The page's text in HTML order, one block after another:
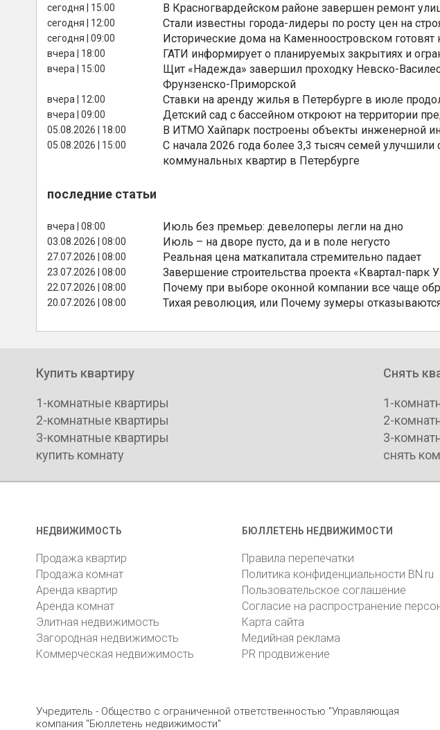
сегодня | 15:00 В Красногвардейском районе завершен ремонт
сегодня | 12:00 Стали известны города-лидеры по росту цен на
сегодня | 09:00 Исторические дома на Каменноостровском готовят
вчера | 18:00 ГАТИ информирует о планируемых закрытиях и
вчера | 15:00
Щит «Надежда» завершил проходку Невско-
Фрунзенско-Приморской
вчера | 12:00 Ставки на аренду жилья в Петербурге в июле
вчера | 09:00 Детский сад с бассейном откроют на территории
05.08.2026 | 18:00 В ИТМО Хайпарк построены объекты инженерной
05.08.2026 | 15:00
С начала 2026 года более 3,3 тысяч семей
коммунальных квартир в Петербурге
последние статьи
вчера | 08:00 Июль без премьер: девелоперы легли на дно
03.08.2026 | 08:00 Июль – на дворе пусто, да и в поле негусто
27.07.2026 | 08:00 Реальная цена маткапитала стремительно падает
23.07.2026 | 08:00 Завершение строительства проекта «Квартал-парк
22.07.2026 | 08:00 Почему при выборе оконной компании все чаще
20.07.2026 | 08:00 Тихая революция, или Почему зумеры
Купить квартиру
1-комнатные квартиры
2-комнатные квартиры
3-комнатные квартиры
купить комнату
Снять
1-
2-
3-
снять
НЕДВИЖИМОСТЬ
Продажа квартир
Продажа комнат
Аренда квартир
Аренда комнат
Элитная недвижимость
Загородная недвижимость
Коммерческая недвижимость
БЮЛЛЕТЕНЬ НЕДВИЖИМОСТИ
Правила перепечатки
Политика конфиденциальности BN.ru
Пользовательское соглашение
Согласие на распространение
Карта сайта
Медийная реклама
PR продвижение
Учредитель - Общество с ограниченной ответственностью "Управляющая
компания "Бюллетень недвижимости"